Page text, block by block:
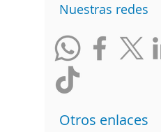
Nuestras redes
Otros enlaces